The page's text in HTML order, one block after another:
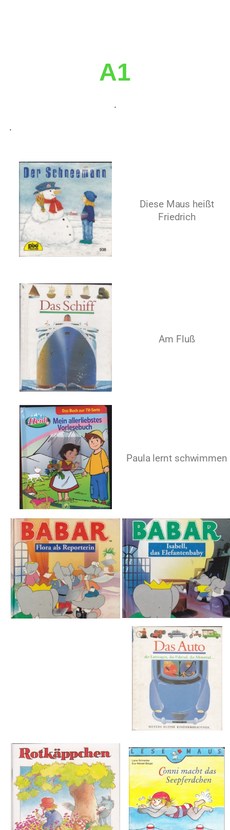
A1
.
.
Diese Maus heißt
Friedrich
Am Fluß
Paula lernt schwimmen